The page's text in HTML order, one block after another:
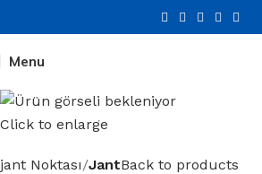
Menu
Click to enlarge
jant Noktası JantBack to products